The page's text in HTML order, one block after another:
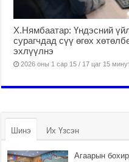
Х.Нямбаатар: Үндэсний
сурагчдад сүү өгөх
эхлүүлнэ
2026 оны 1 сар 15 / 17 цаг 15
Шинэ Их Үзсэн
Агаарын